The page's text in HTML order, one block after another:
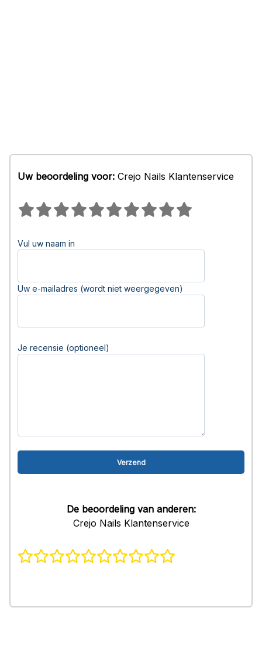
Uw beoordeling voor: Crejo Nails Klantenservice
Vul uw naam in
Uw e-mailadres (wordt niet weergegeven)
Je recensie (optioneel)
De beoordeling van anderen:
Crejo Nails Klantenservice